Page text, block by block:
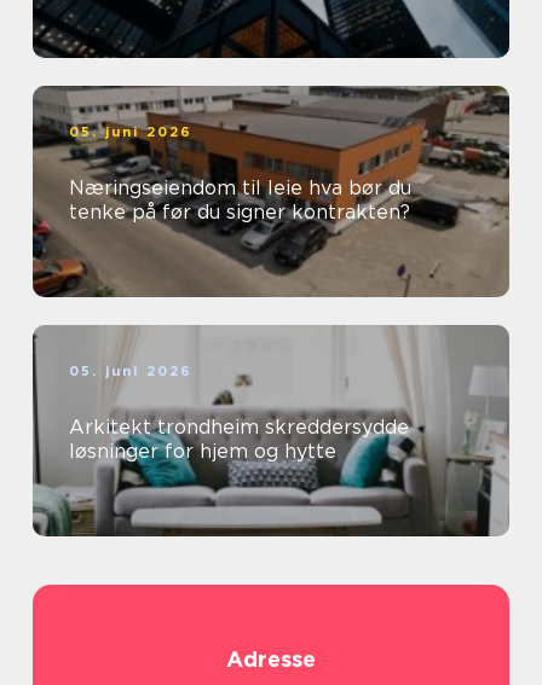
05. juni 2026
Næringseiendom til leie hva bør du
tenke på før du signer kontrakten?
05. juni 2026
Arkitekt trondheim skreddersydde
løsninger for hjem og hytte
Adresse